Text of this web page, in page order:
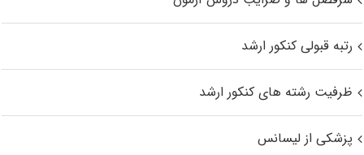
رتبه قبولی کنکور ارشد
ظرفیت رشته های کنکور ارشد
پزشکی از لیسانس